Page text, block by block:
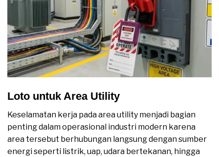
Loto untuk Area Utility
Keselamatan kerja pada area utility menjadi bagian
penting dalam operasional industri modern karena
area tersebut berhubungan langsung dengan sumber
energi seperti listrik, uap, udara bertekanan, hingga